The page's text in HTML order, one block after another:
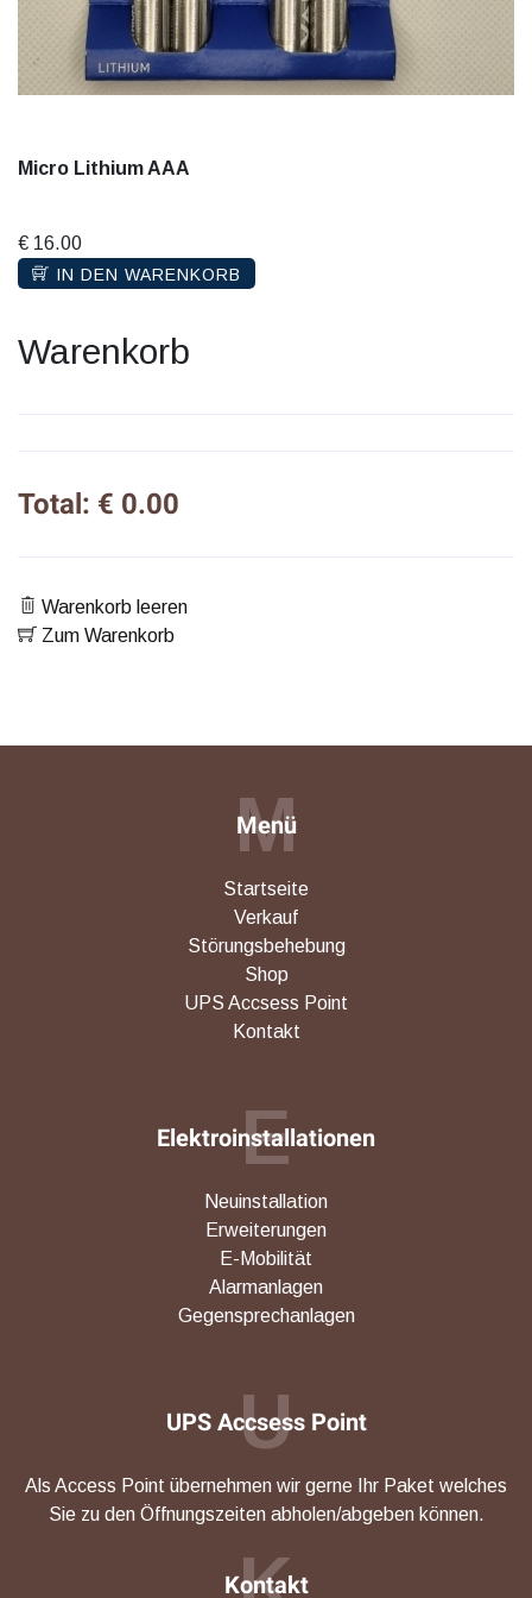
Micro Lithium AAA
€ 16.00
IN DEN WARENKORB
Warenkorb
Total: € 0.00
Warenkorb leeren
Zum Warenkorb
Menü
M
Startseite
Verkauf
Störungsbehebung
Shop
UPS Accsess Point
Kontakt
Elektroinstallationen
E
Neuinstallation
Erweiterungen
E-Mobilität
Alarmanlagen
Gegensprechanlagen
UPS Accsess Point
U
Als Access Point übernehmen wir gerne Ihr Paket welches
Sie zu den Öffnungszeiten abholen/abgeben können.
Kontakt